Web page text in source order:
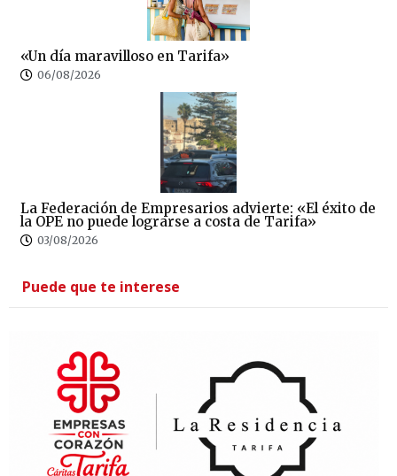
«Un día maravilloso en Tarifa»
06/08/2026
La Federación de Empresarios advierte: «El éxito de
la OPE no puede lograrse a costa de Tarifa»
03/08/2026
Puede que te interese